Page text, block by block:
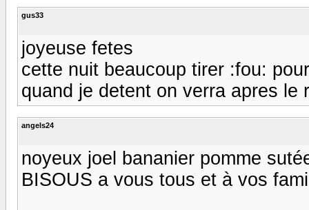
gus33
joyeuse fetes
cette nuit beaucoup tirer :fou:
quand je detent on verra apres
angels24
noyeux joel bananier pomme
BISOUS a vous tous et à vos